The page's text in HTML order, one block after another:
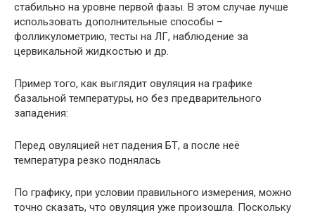
стабильно на уровне первой фазы. В этом случае лучше
использовать дополнительные способы –
фолликулометрию, тесты на ЛГ, наблюдение за
цервикальной жидкостью и др.
Пример того, как выглядит овуляция на графике
базальной температуры, но без предварительного
западения:
Перед овуляцией нет падения БТ, а после неё
температура резко поднялась
По графику, при условии правильного измерения, можно
точно сказать, что овуляция уже произошла. Поскольку